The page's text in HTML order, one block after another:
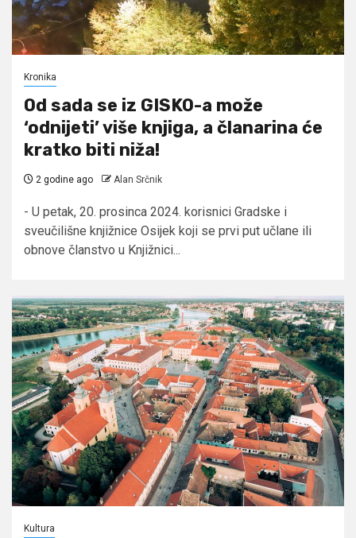
Kronika
Od sada se iz GISKO-a može
‘odnijeti’ više knjiga, a članarina će
kratko biti niža!
2 godine ago Alan Srčnik
- U petak, 20. prosinca 2024. korisnici Gradske i
sveučilišne knjižnice Osijek koji se prvi put učlane ili
obnove članstvo u Knjižnici...
Kultura